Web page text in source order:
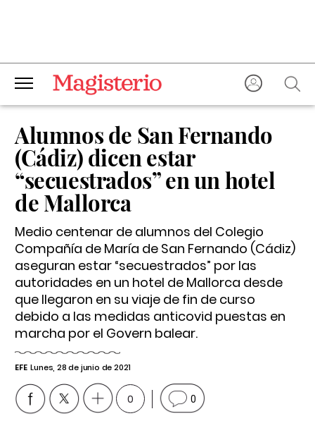
Alumnos de San Fernando
(Cádiz) dicen estar
“secuestrados” en un hotel
de Mallorca
Medio centenar de alumnos del Colegio
Compañía de María de San Fernando (Cádiz)
aseguran estar “secuestrados” por las
autoridades en un hotel de Mallorca desde
que llegaron en su viaje de fin de curso
debido a las medidas anticovid puestas en
marcha por el Govern balear.
EFE Lunes, 28 de junio de 2021
0 0